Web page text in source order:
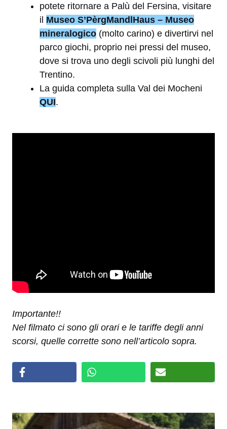
potete ritornare a Palù del Fersina, visitare
il Museo S’PèrgMandlHaus – Museo
mineralogico (molto carino) e divertirvi nel
parco giochi, proprio nei pressi del museo,
dove si trova uno degli scivoli più lunghi del
Trentino.
La guida completa sulla Val dei Mocheni
QUI.
Importante!!
Nel filmato ci sono gli orari e le tariffe degli anni
scorsi, quelle corrette sono nell’articolo sopra.